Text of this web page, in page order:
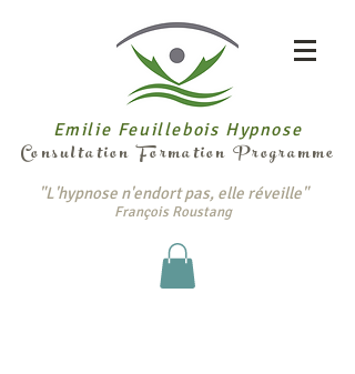
Emilie Feuillebois Hypnose
Consultation Formation Programme
"L'hypnose n'endort pas, elle réveille"
François Roustang